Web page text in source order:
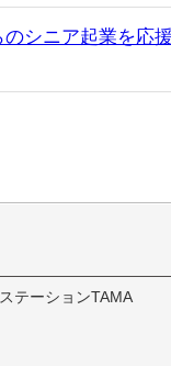
のシニア起業を応
テーションTAMA